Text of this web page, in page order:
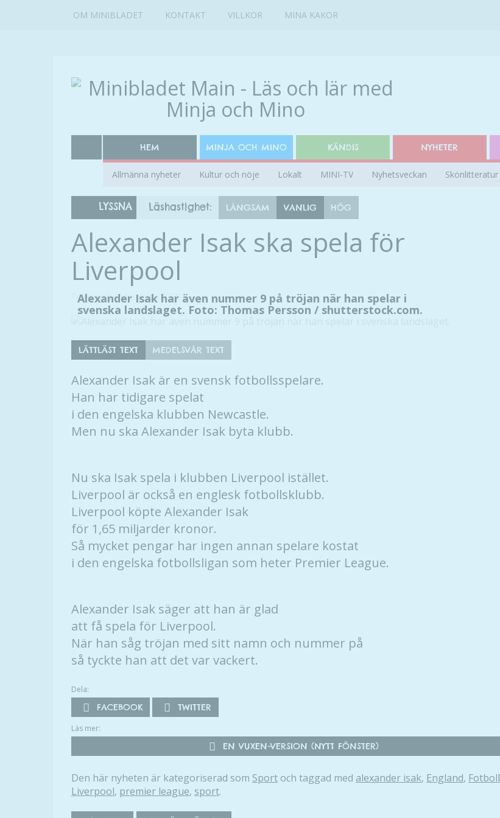
OM MINIBLADET KONTAKT VILLKOR MINA KAKOR
HEM MINJA OCH MINO KÄNDIS NYHETER
Allmänna nyheter Kultur och nöje Lokalt MINI-TV Nyhetsveckan Skönlitteratur
LYSSNA Läshastighet: LÅNGSAM VANLIG HÖG
Alexander Isak ska spela för
Liverpool
Publicerad4 september, 2025
Alexander Isak har även nummer 9 på tröjan när han spelar i
svenska landslaget. Foto: Thomas Persson / shutterstock.com.
LÄTTLÄST TEXT MEDELSVÅR TEXT
Alexander Isak är en svensk fotbollsspelare.
Han har tidigare spelat
i den engelska klubben Newcastle.
Men nu ska Alexander Isak byta klubb.
Nu ska Isak spela i klubben Liverpool istället.
Liverpool är också en englesk fotbollsklubb.
Liverpool köpte Alexander Isak
för 1,65 miljarder kronor.
Så mycket pengar har ingen annan spelare kostat
i den engelska fotbollsligan som heter Premier League.
Alexander Isak säger att han är glad
att få spela för Liverpool.
När han såg tröjan med sitt namn och nummer på
så tyckte han att det var vackert.
Dela:
FACEBOOK TWITTER
Läs mer:
EN VUXEN-VERSION (NYTT FÖNSTER)
Den här nyheten är kategoriserad som Sport och taggad med alexander isak, England, Fotboll
Liverpool, premier league, sport.